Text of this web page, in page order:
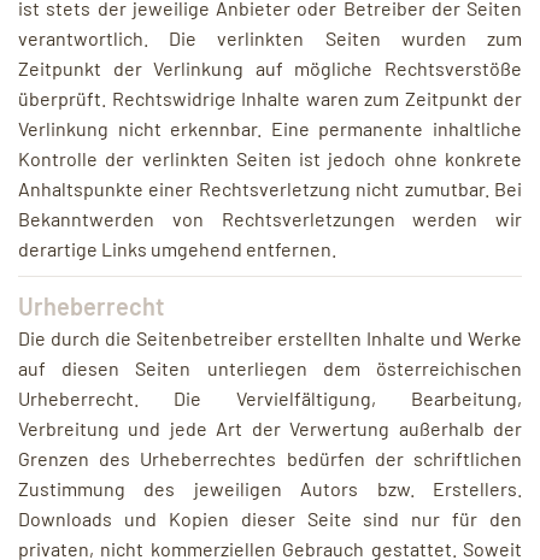
ist stets der jeweilige Anbieter oder Betreiber der Seiten
verantwortlich. Die verlinkten Seiten wurden zum
Zeitpunkt der Verlinkung auf mögliche Rechtsverstöße
überprüft. Rechtswidrige Inhalte waren zum Zeitpunkt der
Verlinkung nicht erkennbar. Eine permanente inhaltliche
Kontrolle der verlinkten Seiten ist jedoch ohne konkrete
Anhaltspunkte einer Rechtsverletzung nicht zumutbar. Bei
Bekanntwerden von Rechtsverletzungen werden wir
derartige Links umgehend entfernen.
Urheberrecht
Die durch die Seitenbetreiber erstellten Inhalte und Werke
auf diesen Seiten unterliegen dem österreichischen
Urheberrecht. Die Vervielfältigung, Bearbeitung,
Verbreitung und jede Art der Verwertung außerhalb der
Grenzen des Urheberrechtes bedürfen der schriftlichen
Zustimmung des jeweiligen Autors bzw. Erstellers.
Downloads und Kopien dieser Seite sind nur für den
privaten, nicht kommerziellen Gebrauch gestattet. Soweit